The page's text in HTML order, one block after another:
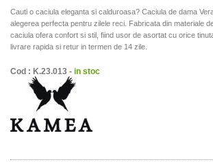
Cauti o caciula eleganta si calduroasa? Caciula de dama
alegerea perfecta pentru zilele reci. Fabricata din materiale
caciula ofera confort si stil, fiind usor de asortat cu orice
livrare rapida si retur in termen de 14 zile.
Cod : K.23.013 - in stoc